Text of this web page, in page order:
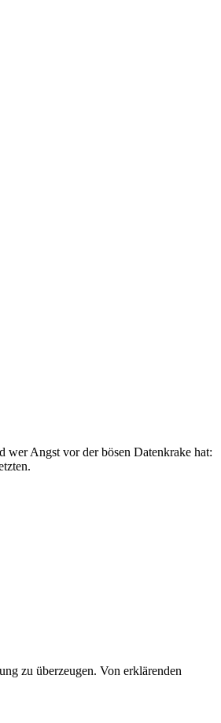
wer Angst vor der bösen Datenkrake hat:
zu überzeugen. Von erklärenden